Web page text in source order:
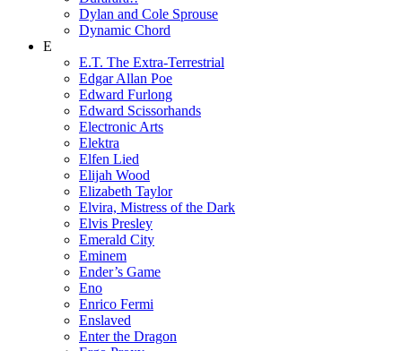
Dylan and Cole Sprouse
Dynamic Chord
E
E.T. The Extra-Terrestrial
Edgar Allan Poe
Edward Furlong
Edward Scissorhands
Electronic Arts
Elektra
Elfen Lied
Elijah Wood
Elizabeth Taylor
Elvira, Mistress of the Dark
Elvis Presley
Emerald City
Eminem
Ender’s Game
Eno
Enrico Fermi
Enslaved
Enter the Dragon